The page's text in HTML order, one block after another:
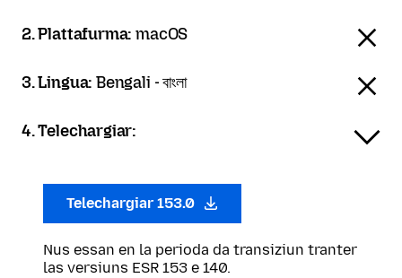
2. Plattafurma:macOS
3. Lingua:Bengali - বাংলা
4. Telechargiar:
Telechargiar 153.0
Nus essan en la perioda da transiziun tranter
las versiuns ESR 153 e 140.